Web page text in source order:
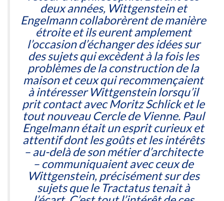
deux années, Wittgenstein et
Engelmann collaborèrent de manière
étroite et ils eurent amplement
l’occasion d’échanger des idées sur
des sujets qui excèdent à la fois les
problèmes de la construction de la
maison et ceux qui recommençaient
à intéresser Wittgenstein lorsqu’il
prit contact avec Moritz Schlick et le
tout nouveau Cercle de Vienne. Paul
Engelmann était un esprit curieux et
attentif dont les goûts et les intérêts
– au-delà de son métier d’architecte
– communiquaient avec ceux de
Wittgenstein, précisément sur des
sujets que le Tractatus tenait à